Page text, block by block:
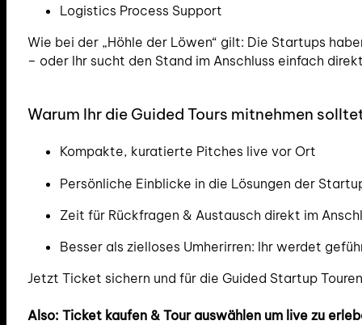
Logistics Process Support
Wie bei der „Höhle der Löwen“ gilt: Die Startups
– oder Ihr sucht den Stand im Anschluss einfach
Warum Ihr die Guided Tours mitnehmen
Kompakte, kuratierte Pitches live vor Ort
Persönliche Einblicke in die Lösungen der
Zeit für Rückfragen & Austausch direkt im
Besser als zielloses Umherirren: Ihr werdet
Jetzt Ticket sichern und für die Guided Startup
Also: Ticket kaufen & Tour auswählen um live zu